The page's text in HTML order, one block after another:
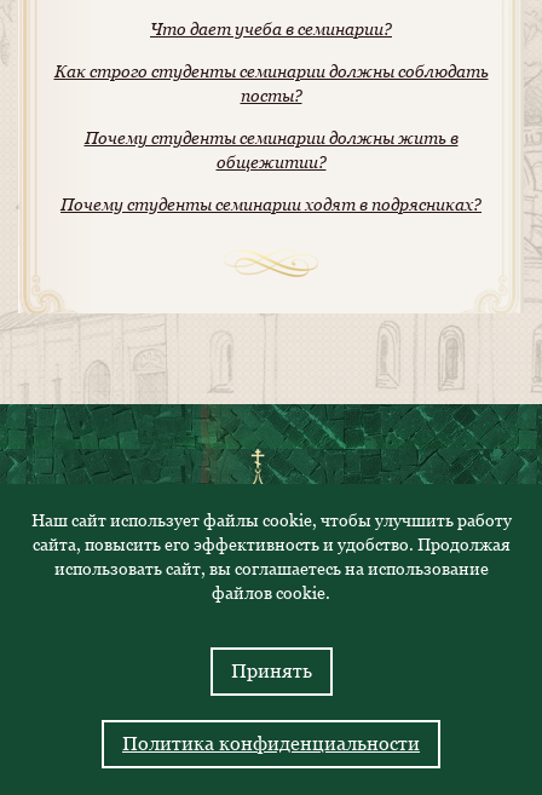
Что дает учеба в семинарии?
Как строго студенты семинарии должны соблюдать
посты?
Почему студенты семинарии должны жить в
общежитии?
Почему студенты семинарии ходят в подрясниках?
© 2023. Все права защищены
Политика конфиденциальности
Наш сайт использует файлы cookie, чтобы улучшить работу
сайта, повысить его эффективность и удобство. Продолжая
использовать сайт, вы соглашаетесь на использование
файлов cookie.
Принять
Политика конфиденциальности